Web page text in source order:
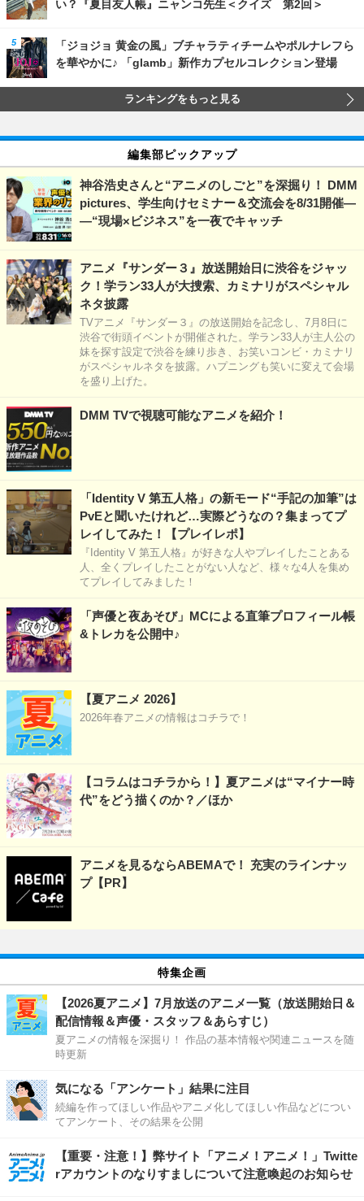
い？『夏目友人帳』ニャンコ先生＜クイズ 第2回＞
「ジョジョ 黄金の風」ブチャラティチームやポルナレフら
を華やかに♪ 「glamb」新作カプセルコレクション登場
ランキングをもっと見る
編集部ピックアップ
神谷浩史さんと“アニメのしごと”を深掘り！ DMM
pictures、学生向けセミナー＆交流会を8/31開催―
―“現場×ビジネス”を一夜でキャッチ
アニメ『サンダー３』放送開始日に渋谷をジャッ
ク！学ラン33人が大捜索、カミナリがスペシャル
ネタ披露
TVアニメ『サンダー３』の放送開始を記念し、7月8日に
渋谷で街頭イベントが開催された。学ラン33人が主人公の
妹を探す設定で渋谷を練り歩き、お笑いコンビ・カミナリ
がスペシャルネタを披露。ハプニングも笑いに変えて会場
を盛り上げた。
DMM TVで視聴可能なアニメを紹介！
「Identity V 第五人格」の新モード“手記の加筆”は
PvEと聞いたけれど…実際どうなの？集まってプ
レイしてみた！【プレイレポ】
『Identity V 第五人格』が好きな人やプレイしたことある
人、全くプレイしたことがない人など、様々な4人を集め
てプレイしてみました！
「声優と夜あそび」MCによる直筆プロフィール帳
&トレカを公開中♪
【夏アニメ 2026】
2026年春アニメの情報はコチラで！
【コラムはコチラから！】夏アニメは“マイナー時
代”をどう描くのか？／ほか
アニメを見るならABEMAで！ 充実のラインナッ
プ【PR】
特集企画
【2026夏アニメ】7月放送のアニメ一覧（放送開始日＆
配信情報＆声優・スタッフ＆あらすじ）
夏アニメの情報を深掘り！ 作品の基本情報や関連ニュースを随
時更新
気になる「アンケート」結果に注目
続編を作ってほしい作品やアニメ化してほしい作品などについ
てアンケート、その結果を公開
【重要・注意！】弊サイト「アニメ！アニメ！」Twitte
rアカウントのなりすましについて注意喚起のお知らせ